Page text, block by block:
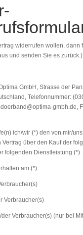
widerrufen wollen, dann
und senden Sie es zurück.)
GmbH, Strasse der
Telefonnummer:
gmbh.de,
ich/wir (*) den von mir/
über den Kauf der
folgenden Dienstleistung (*)
am (*)
Verbraucher(s)
Verbraucher(s) (nur bei